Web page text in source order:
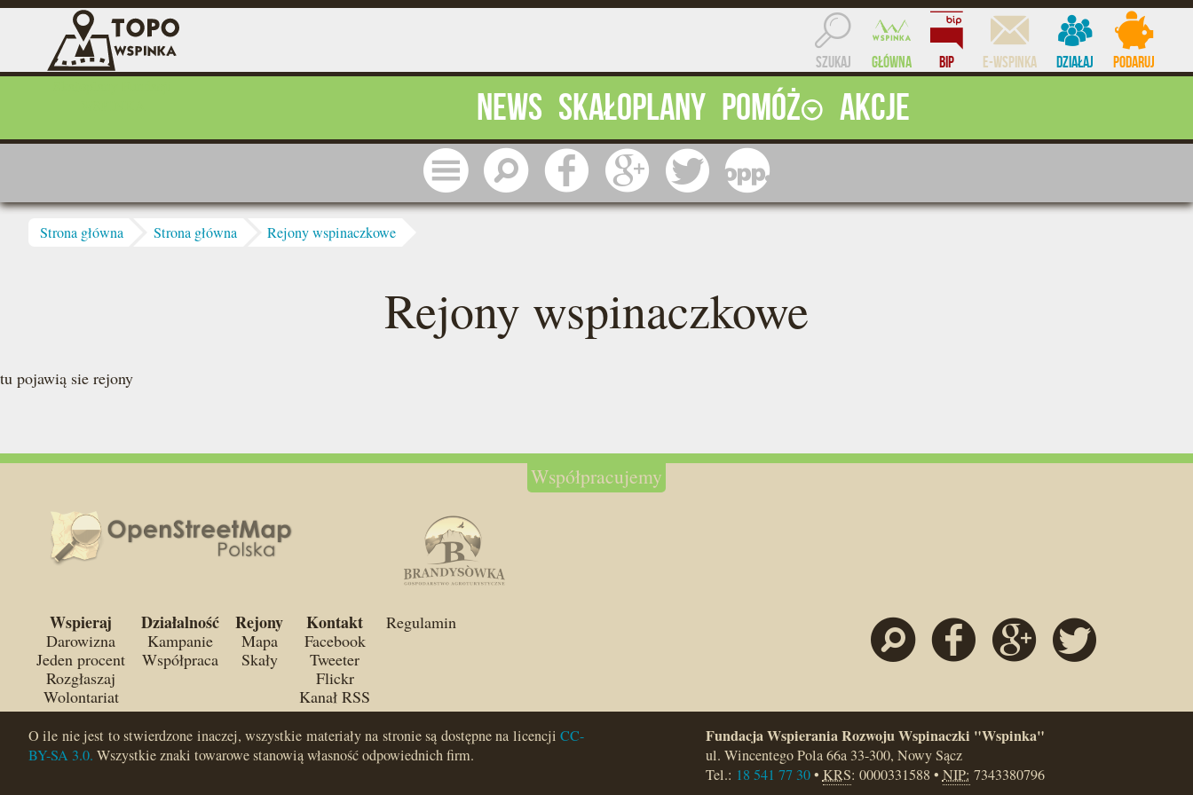
Przejdź do treści
Szukaj Główna BIP e-WSPINKA Działaj Podaruj
News Skałoplany Pomóż Akcje
Menu Szukaj Facebook Google Twitter
Jesteś tutaj
Strona główna Strona główna Rejony wspinaczkowe
Rejony wspinaczkowe
tu pojawią sie rejony
Współpracujemy
Wspieraj
Darowizna
Jeden procent
Rozgłaszaj
Wolontariat
Działalność
Kampanie
Współpraca
Rejony
Mapa
Skały
Kontakt
Facebook
Tweeter
Flickr
Kanał RSS
Regulamin Szukaj Facebook Google
O ile nie jest to stwierdzone inaczej, wszystkie materiały na stronie są dostępne na licencjiCC-
BY-SA 3.0. Wszystkie znaki towarowe stanowią własność odpowiednich firm.
Fundacja Wspierania Rozwoju Wspinaczki "Wspinka"
ul. Wincentego Pola 66a 33-300, Nowy Sącz
Tel.: 18 541 77 30• KRS: 0000331588 • NIP: 7343380796